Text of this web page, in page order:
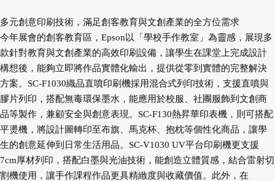
多元創意印刷技術，滿足創客教育與文創產業的全方位需求
今年展會的創客教育區，Epson以「學校手作教室」為靈感，展現多
款針對教育與文創產業的高效印刷設備，讓學生在課堂上完成設計
構想後，能夠立即將作品實體化輸出，提供從零到實體的完整解決
方案。SC-F1030織品直噴印刷機採用混合式列印技術，支援直噴與
膠片列印，搭配無毒環保墨水，能應用於校服、社團服飾到文創商
品等製作，兼顧安全與創意表現。SC-F130熱昇華印表機，則可搭配
平燙機，將設計圖轉印至布旗、馬克杯、抱枕等個性化商品，讓學
生的創意延伸到日常生活用品。SC-V1030 UV平台印刷機更支援
7cm厚材列印，搭配白墨與光油技術，能創造立體質感，結合雷射切
割機使用，讓手作課程作品更具精緻度與收藏價值。此外，在